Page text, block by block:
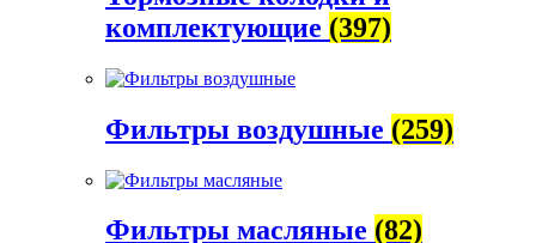
комплектующие (397)
Фильтры воздушные (259)
Фильтры масляные (82)